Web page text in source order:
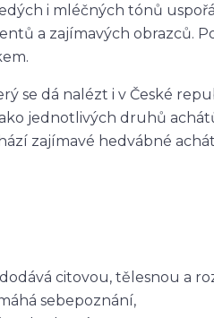
i mléčných tónů
a zajímavých obrazců.
se dá nalézt i v České
jednotlivých druhů
zajímavé hedvábné
citovou, tělesnou a
sebepoznání,